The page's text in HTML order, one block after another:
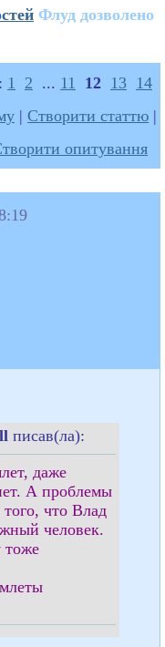
Флуд дозволено
1 2 ... 11 12 13 14
| Створити статтю |
опитування
писав(ла):
даже
А проблемы
что Влад
человек.
тоже